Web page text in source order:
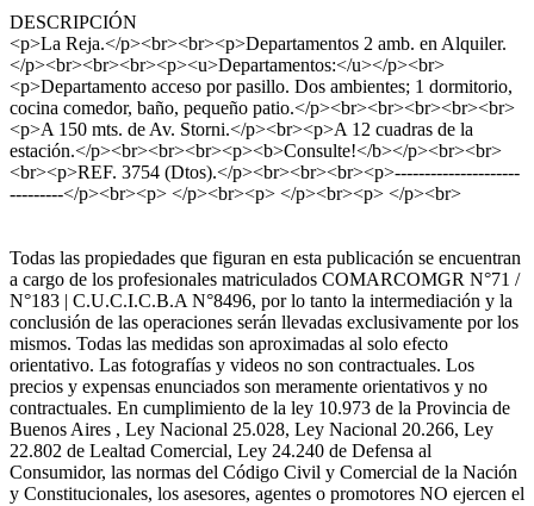
DESCRIPCIÓN
<p>La Reja.</p><br><br><p>Departamentos 2 amb. en Alquiler.
</p><br><br><br><p><u>Departamentos:</u></p><br>
<p>Departamento acceso por pasillo. Dos ambientes; 1 dormitorio,
cocina comedor, baño, pequeño patio.</p><br><br><br><br><br>
<p>A 150 mts. de Av. Storni.</p><br><p>A 12 cuadras de la
estación.</p><br><br><br><p><b>Consulte!</b></p><br><br>
<br><p>REF. 3754 (Dtos).</p><br><br><br><p>---------------------
---------</p><br><p> </p><br><p> </p><br><p> </p><br>
Todas las propiedades que figuran en esta publicación se encuentran
a cargo de los profesionales matriculados COMARCOMGR N°71 /
N°183 | C.U.C.I.C.B.A N°8496, por lo tanto la intermediación y la
conclusión de las operaciones serán llevadas exclusivamente por los
mismos. Todas las medidas son aproximadas al solo efecto
orientativo. Las fotografías y videos no son contractuales. Los
precios y expensas enunciados son meramente orientativos y no
contractuales. En cumplimiento de la ley 10.973 de la Provincia de
Buenos Aires , Ley Nacional 25.028, Ley Nacional 20.266, Ley
22.802 de Lealtad Comercial, Ley 24.240 de Defensa al
Consumidor, las normas del Código Civil y Comercial de la Nación
y Constitucionales, los asesores, agentes o promotores NO ejercen el